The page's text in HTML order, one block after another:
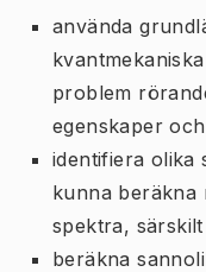
använda
problem
egenskaper
identifiera olika
kunna beräkna
spektra,
beräkna